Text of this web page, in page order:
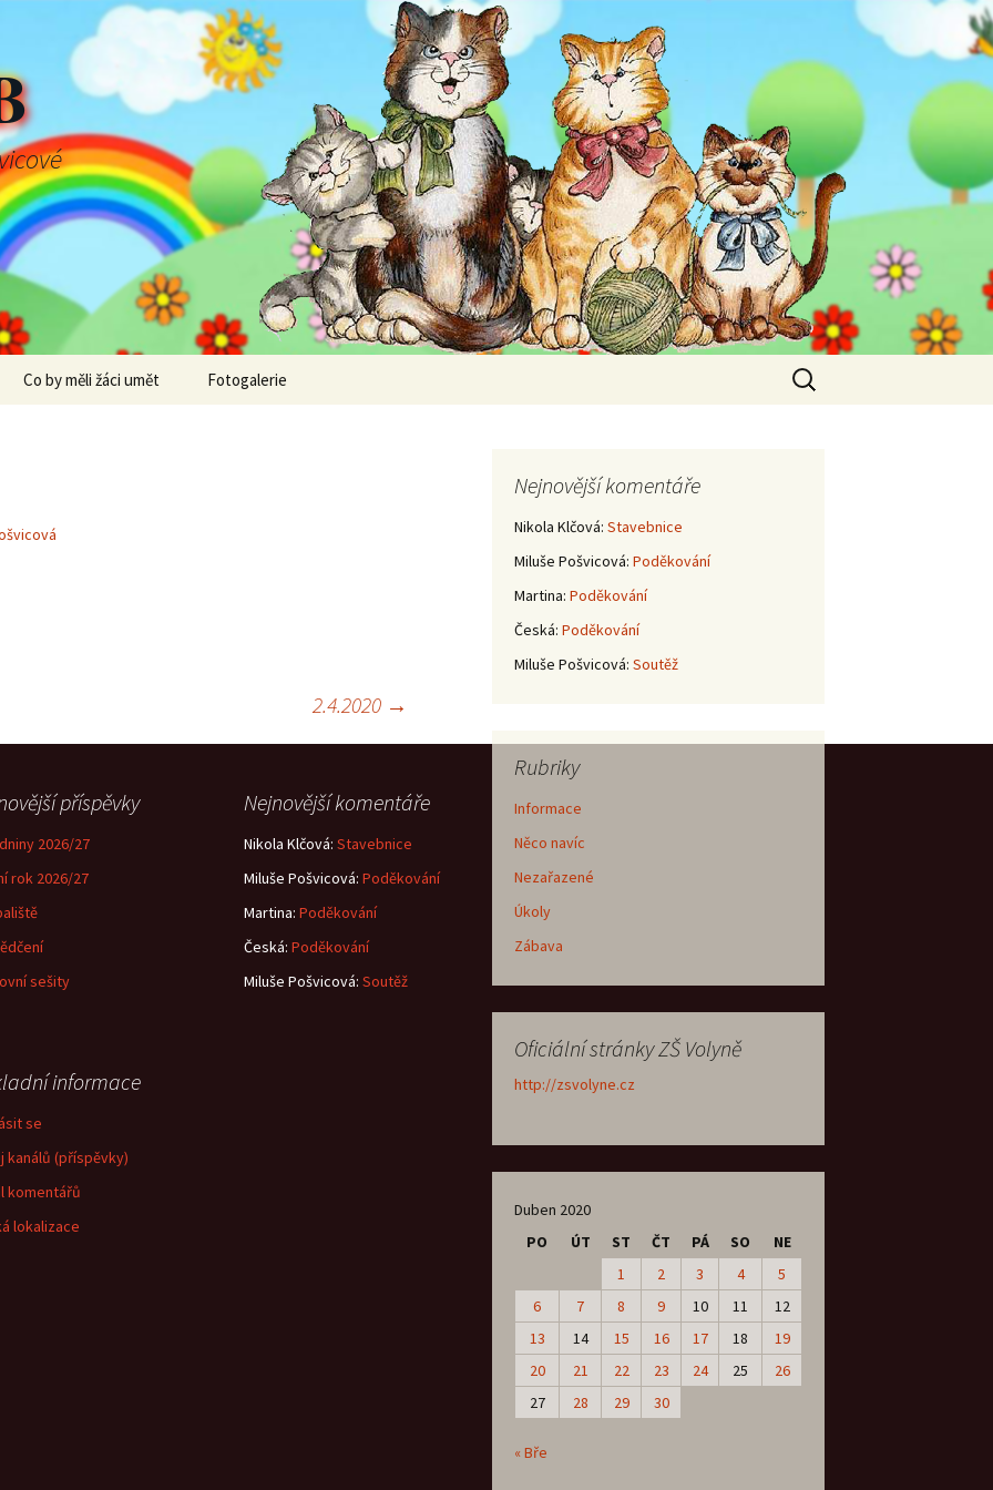
Co by měli žáci umět Fotogalerie
Vyhledávání
2.4.2020 →
Nejnovější komentáře
Nikola Klčová: Stavebnice
Miluše Pošvicová: Poděkování
Martina: Poděkování
Česká: Poděkování
Miluše Pošvicová: Soutěž
Rubriky
Informace
Něco navíc
Nezařazené
Úkoly
Zábava
Oficiální stránky ZŠ Volyně
http://zsvolyne.cz
Duben 2020
PO
ÚT ST ČT PÁ SO
NE
1
2 3 4
5
6
7 8 9 10 11
12
13
14 15 16 17 18
19
20
21 22 23 24 25
26
27
28 29 30
« Bře
příspěvky
2026/27
rok 2026/27
sešity
Nejnovější komentáře
Nikola Klčová: Stavebnice
Miluše Pošvicová: Poděkování
Martina: Poděkování
Česká: Poděkování
Miluše Pošvicová: Soutěž
informace
se
kanálů (příspěvky)
komentářů
lokalizace